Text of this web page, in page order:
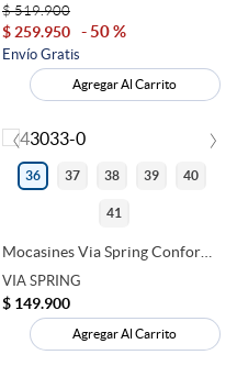
$ 519.900
$ 259.950 50 %
Envío Gratis
Agregar Al Carrito
‹ ›
36 37 38 39 40
41
Mocasines Via Spring Confort
Metalizado
VIA SPRING
$ 149.900
Agregar Al Carrito